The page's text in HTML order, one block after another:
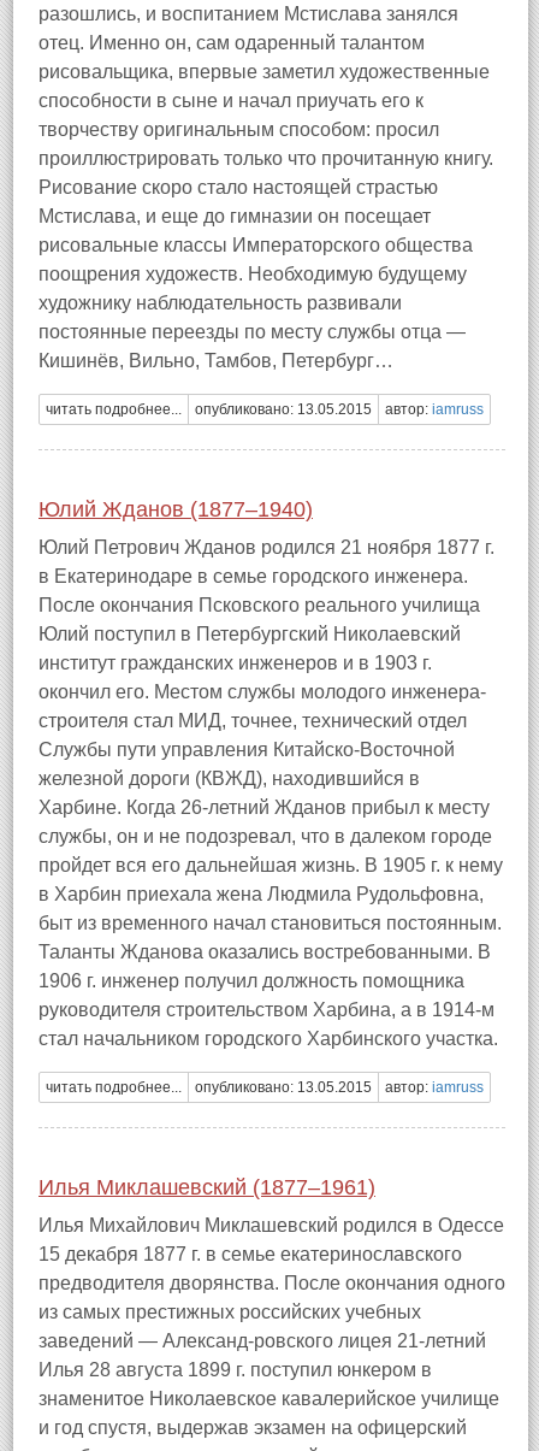
разошлись, и воспитанием Мстислава занялся
отец. Именно он, сам одаренный талантом
рисовальщика, впервые заметил художественные
способности в сыне и начал приучать его к
творчеству оригинальным способом: просил
проиллюстрировать только что прочитанную книгу.
Рисование скоро стало настоящей страстью
Мстислава, и еще до гимназии он посещает
рисовальные классы Императорского общества
поощрения художеств. Необходимую будущему
художнику наблюдательность развивали
постоянные переезды по месту службы отца —
Кишинёв, Вильно, Тамбов, Петербург…
читать подробнее... опубликовано: 13.05.2015 автор: iamruss
Юлий Жданов (1877–1940)
Юлий Петрович Жданов родился 21 ноября 1877 г.
в Екатеринодаре в семье городского инженера.
После окончания Псковского реального училища
Юлий поступил в Петербургский Николаевский
институт гражданских инженеров и в 1903 г.
окончил его. Местом службы молодого инженера-
строителя стал МИД, точнее, технический отдел
Службы пути управления Китайско-Восточной
железной дороги (КВЖД), находившийся в
Харбине. Когда 26-летний Жданов прибыл к месту
службы, он и не подозревал, что в далеком городе
пройдет вся его дальнейшая жизнь. В 1905 г. к нему
в Харбин приехала жена Людмила Рудольфовна,
быт из временного начал становиться постоянным.
Таланты Жданова оказались востребованными. В
1906 г. инженер получил должность помощника
руководителя строительством Харбина, а в 1914-м
стал начальником городского Харбинского участка.
читать подробнее... опубликовано: 13.05.2015 автор: iamruss
Илья Миклашевский (1877–1961)
Илья Михайлович Миклашевский родился в Одессе
15 декабря 1877 г. в семье екатеринославского
предводителя дворянства. После окончания одного
из самых престижных российских учебных
заведений — Александ-ровского лицея 21-летний
Илья 28 августа 1899 г. поступил юнкером в
знаменитое Николаевское кавалерийское училище
и год спустя, выдержав экзамен на офицерский